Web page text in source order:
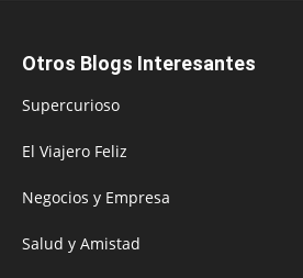
Otros Blogs Interesantes
Supercurioso
El Viajero Feliz
Negocios y Empresa
Salud y Amistad